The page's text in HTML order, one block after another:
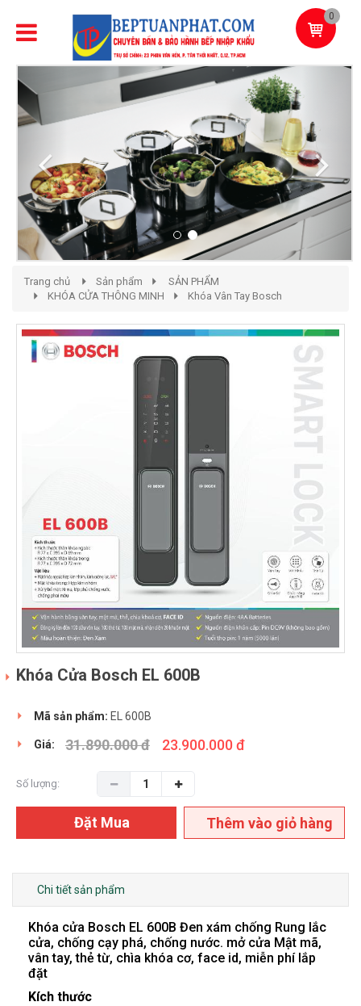
0
Previous
Trang chủ Sản phẩm
SẢN PHẨM
KHÓA CỬA THÔNG MINH
Khóa Vân Tay Bosch
Khóa Cửa Bosch EL 600B
Mã sản phẩm: EL 600B
Giá: 31.890.000 đ 23.900.000 đ
Số lượng:
Đặt Mua Thêm vào giỏ hàng
Chi tiết sản phẩm
Khóa cửa Bosch EL 600B Đen xám chống Rung lắc
cửa, chống cạy phá, chống nước. mở cửa Mật mã,
vân tay, thẻ từ, chìa khóa cơ, face id, miễn phí lắp
đặt
Kích thước